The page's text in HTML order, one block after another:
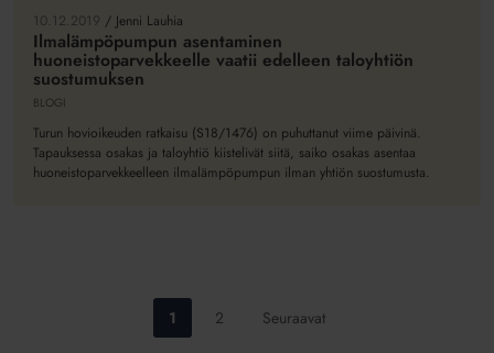
huoneistoparvekkeelle
vaatii
edelleen
taloyhtiön
suostumuksen
10.12.2019 / Jenni Lauhia
Ilmalämpöpumpun asentaminen
huoneistoparvekkeelle vaatii edelleen taloyhtiön
suostumuksen
BLOGI
Turun hovioikeuden ratkaisu (S18/1476) on puhuttanut viime päivinä.
Tapauksessa osakas ja taloyhtiö kiistelivät siitä, saiko osakas asentaa
huoneistoparvekkeelleen ilmalämpöpumpun ilman yhtiön suostumusta.
Siirry
sivulle:
1
Siirry
2 Seuraavat